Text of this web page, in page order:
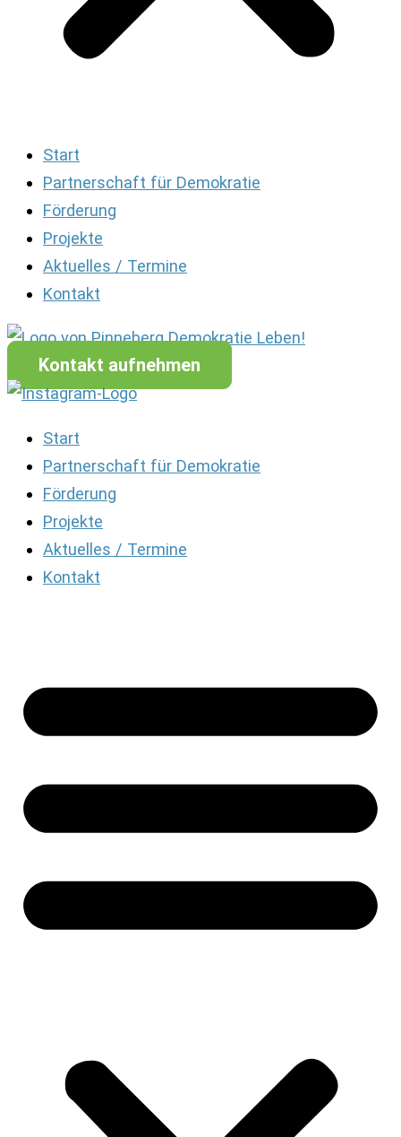
Start
Partnerschaft für Demokratie
Förderung
Projekte
Aktuelles / Termine
Kontakt
Kontakt aufnehmen
Start
Partnerschaft für Demokratie
Förderung
Projekte
Aktuelles / Termine
Kontakt